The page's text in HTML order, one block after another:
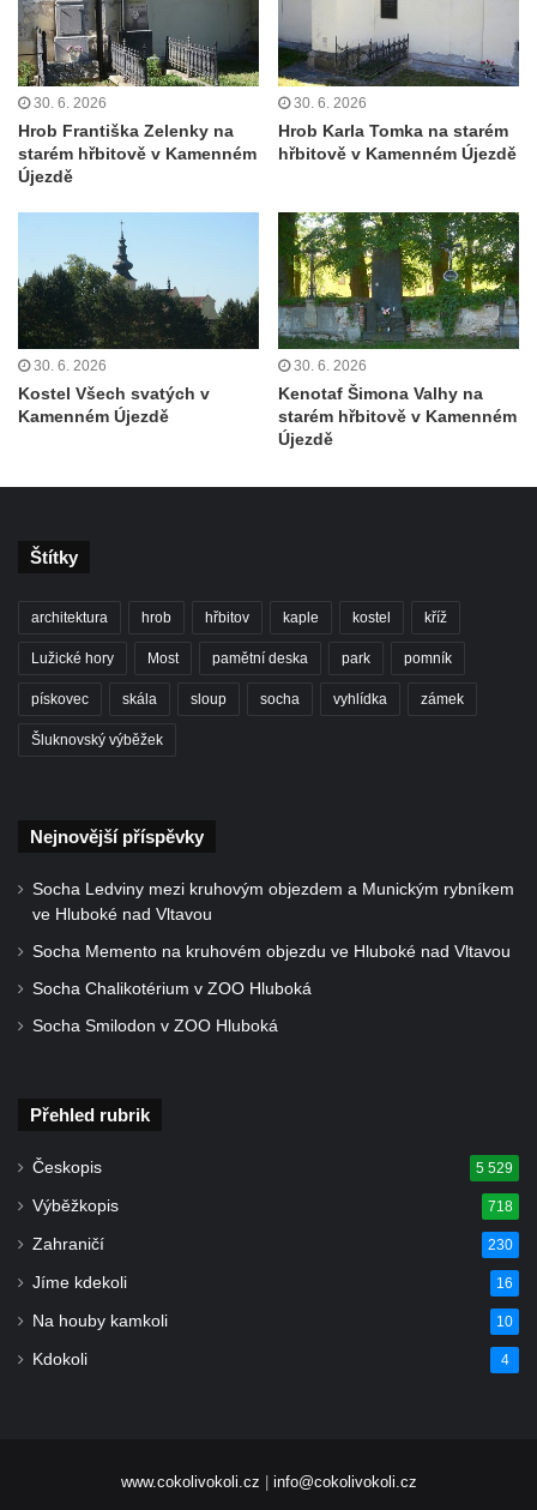
Kenotaf Augusta Michela na hřbitově v
Benešově nad Ploučnicí
Hrob Šumových na hřbitově v Benešově
nad Ploučnicí
Hrob Theodora Sommera na hřbitově v
Hrob Wendelina Janiche na hřbitově v
Benešově nad Ploučnicí
Hrob Christodoulona Panayiotise na
hřbitově v Benešově nad Ploučnicí
Hrob Franze Wünsche na hřbitově v
Benešově nad Ploučnicí
Pamětní desky obětem 1. světové války v
nad Desnou v Tanvaldu
Hrob sovětských dětí na hřbitově Šumburk
Tanvaldu
Starých Křečanech
Hrob Antona Reintsche na hřbitově ve
Tyršových sadech v Jablonci nad Nisou
kapli svaté Alžběty Durynské v Dolních
Křečanech
Pomník Theodora Körnera v Tyršově ulici v
Šluknově
Pomník Františka Josefa I. u křížové cesty
ve Šluknově
v Dubé
30. 6. 2026
Hrob Františka Zelenky na
starém hřbitově v Kamenném
Újezdě
30. 6. 2026
Hrob Karla Tomka na starém
hřbitově v Kamenném Újezdě
30. 6. 2026
Kostel Všech svatých v
Kamenném Újezdě
30. 6. 2026
Kenotaf Šimona Valhy na
starém hřbitově v Kamenném
Újezdě
Štítky
architektura hrob hřbitov kaple kostel kříž
Lužické hory Most pamětní deska park pomník
pískovec skála sloup socha vyhlídka zámek
Šluknovský výběžek
Nejnovější příspěvky
Socha Ledviny mezi kruhovým objezdem a Munickým rybníkem
ve Hluboké nad Vltavou
Socha Memento na kruhovém objezdu ve Hluboké nad Vltavou
Socha Chalikotérium v ZOO Hluboká
Socha Smilodon v ZOO Hluboká
Přehled rubrik
Českopis 5 529
Výběžkopis 718
Zahraničí 230
Jíme kdekoli 16
Na houby kamkoli 10
Kdokoli 4
www.cokolivokoli.cz | info@cokolivokoli.cz